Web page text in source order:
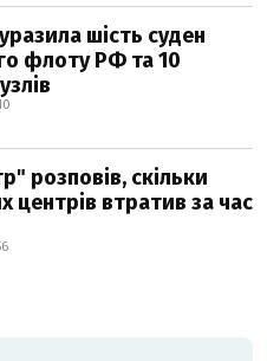
шість суден
флоту РФ та 10
розповів, скільки
центрів втратив за час